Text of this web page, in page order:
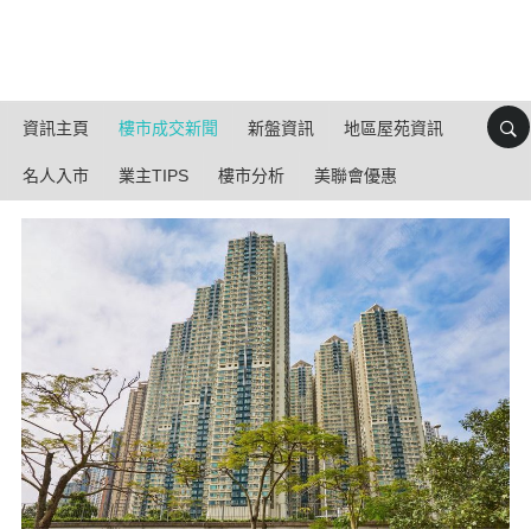
資訊主頁 樓市成交新聞 新盤資訊 地區屋苑資訊
名人入市 業主TIPS 樓市分析 美聯會優惠